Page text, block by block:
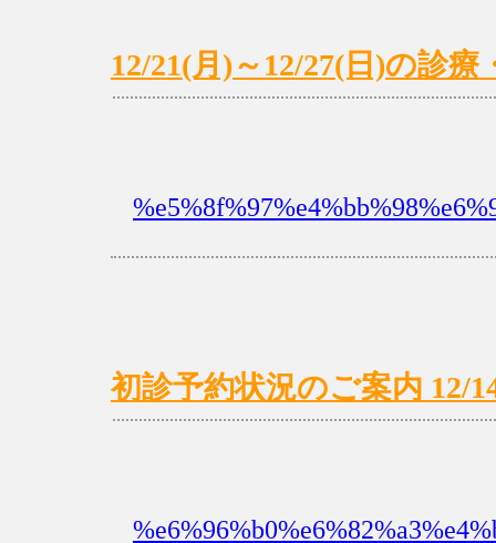
12/21(月)～12/27(日)の診
初診予約状況のご案内 12/